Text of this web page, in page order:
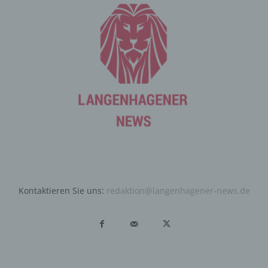
Kontaktieren Sie uns: redaktion@langenhagener-news.de
Cookie-ID. Eine Cookie-ID ist eine eindeutige Kennung
des Cookies. Sie besteht aus einer Zeichenfolge, durch
welche Internetseiten und Server dem konkreten
Internetbrowser zugeordnet werden können, in dem das
Cookie gespeichert wurde. Dies ermöglicht es den
besuchten Internetseiten und Servern, den individuellen
Browser der betroffenen Person von anderen
Internetbrowsern, die andere Cookies enthalten, zu
über die eindeutige Cookie-ID wiedererkannt und
Benutzers optimiert werden. Cookies ermöglichen uns,